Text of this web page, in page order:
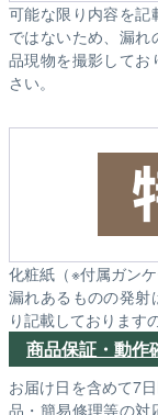
可能な限り内容を記
ではないため、漏
品現物を撮影してお
さい。
化粧紙（※付属ガン
漏れあるものの発射
り記載しております
商品保証・動作
お届け日を含めて7
品・簡易修理等の対